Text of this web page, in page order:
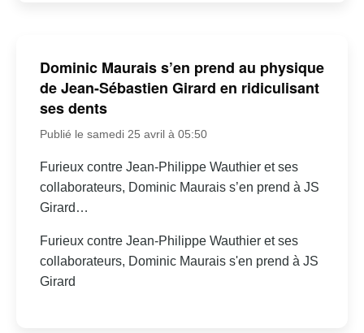
Dominic Maurais s’en prend au physique
de Jean-Sébastien Girard en ridiculisant
ses dents
Publié le samedi 25 avril à 05:50
Furieux contre Jean-Philippe Wauthier et ses
collaborateurs, Dominic Maurais s’en prend à JS
Girard…
Furieux contre Jean-Philippe Wauthier et ses
collaborateurs, Dominic Maurais s'en prend à JS
Girard